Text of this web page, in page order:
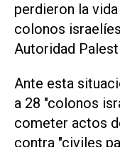
perdieron la
colonos
Autoridad
Ante esta
a 28 "colonos
cometer actos
contra "civiles